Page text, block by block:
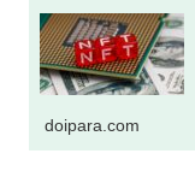
doipara.com